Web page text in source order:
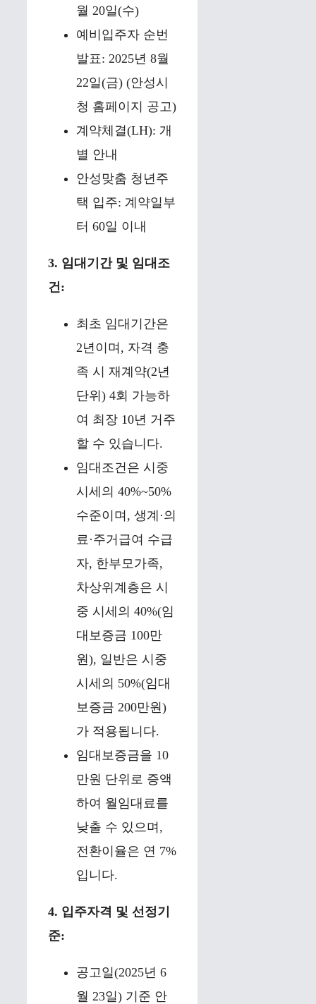
월 20일(수)
예비입주자 순번
발표: 2025년 8월
22일(금) (안성시
청 홈페이지 공고)
계약체결(LH): 개
별 안내
안성맞춤 청년주
택 입주: 계약일부
터 60일 이내
3. 임대기간 및 임대조
건:
최초 임대기간은
2년이며, 자격 충
족 시 재계약(2년
단위) 4회 가능하
여 최장 10년 거주
할 수 있습니다.
임대조건은 시중
시세의 40%~50%
수준이며, 생계·의
료·주거급여 수급
자, 한부모가족,
차상위계층은 시
중 시세의 40%(임
대보증금 100만
원), 일반은 시중
시세의 50%(임대
보증금 200만원)
가 적용됩니다.
임대보증금을 10
만원 단위로 증액
하여 월임대료를
낮출 수 있으며,
전환이율은 연 7%
입니다.
4. 입주자격 및 선정기
준:
공고일(2025년 6
월 23일) 기준 안